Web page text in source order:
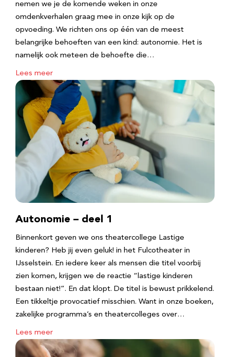
nemen we je de komende weken in onze
omdenkverhalen graag mee in onze kijk op de
opvoeding. We richten ons op één van de meest
belangrijke behoeften van een kind: autonomie. Het is
namelijk ook meteen de behoefte die…
Lees meer
Autonomie – deel 1
Binnenkort geven we ons theatercollege Lastige
kinderen? Heb jij even geluk! in het Fulcotheater in
IJsselstein. En iedere keer als mensen die titel voorbij
zien komen, krijgen we de reactie “lastige kinderen
bestaan niet!”. En dat klopt. De titel is bewust prikkelend.
Een tikkeltje provocatief misschien. Want in onze boeken,
zakelijke programma’s en theatercolleges over…
Lees meer